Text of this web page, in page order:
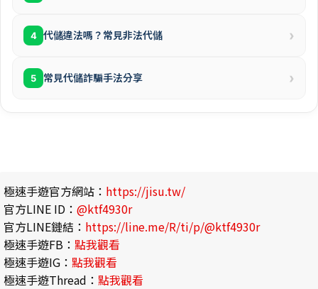
4 代儲違法嗎？常見非法代儲 ›
5 常見代儲詐騙手法分享 ›
極速手遊官方網站： https://jisu.tw/
官方LINE ID： @ktf4930r
官方LINE鏈結： https://line.me/R/ti/p/@ktf4930r
極速手遊FB： 點我觀看
極速手遊IG： 點我觀看
極速手遊Thread： 點我觀看